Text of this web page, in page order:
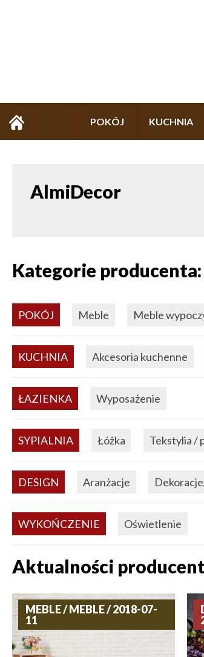
POKÓJ KUCHNIA
AlmiDecor
Kategorie
POKÓJ Meble Meble
KUCHNIA Akcesoria kuchenne
ŁAZIENKA Wyposażenie
SYPIALNIA Łóżka Tekstylia /
DESIGN Aranżacje
WYKOŃCZENIE Oświetlenie
Aktualności
MEBLE / MEBLE / 2018-07-
11